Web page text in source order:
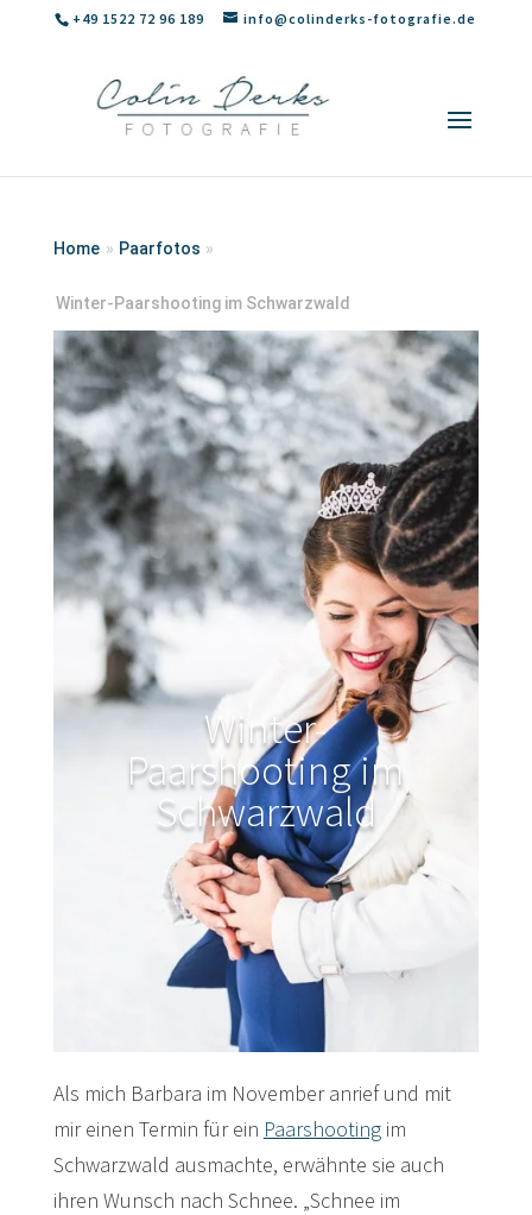
+49 1522 72 96 189 info@colinderks-fotografie.de
Home » Paarfotos »
Winter-Paarshooting im Schwarzwald
Winter-
Paarshooting im
Schwarzwald
Als mich Barbara im November anrief und mit
mir einen Termin für ein Paarshootingim
Schwarzwald ausmachte, erwähnte sie auch
ihren Wunsch nach Schnee. „Schnee im